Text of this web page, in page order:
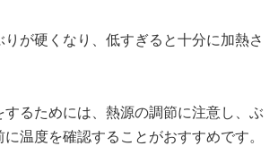
が硬くなり、低すぎると十分に加熱さ
するためには、熱源の調節に注意し、ぶ
温度を確認することがおすすめです。